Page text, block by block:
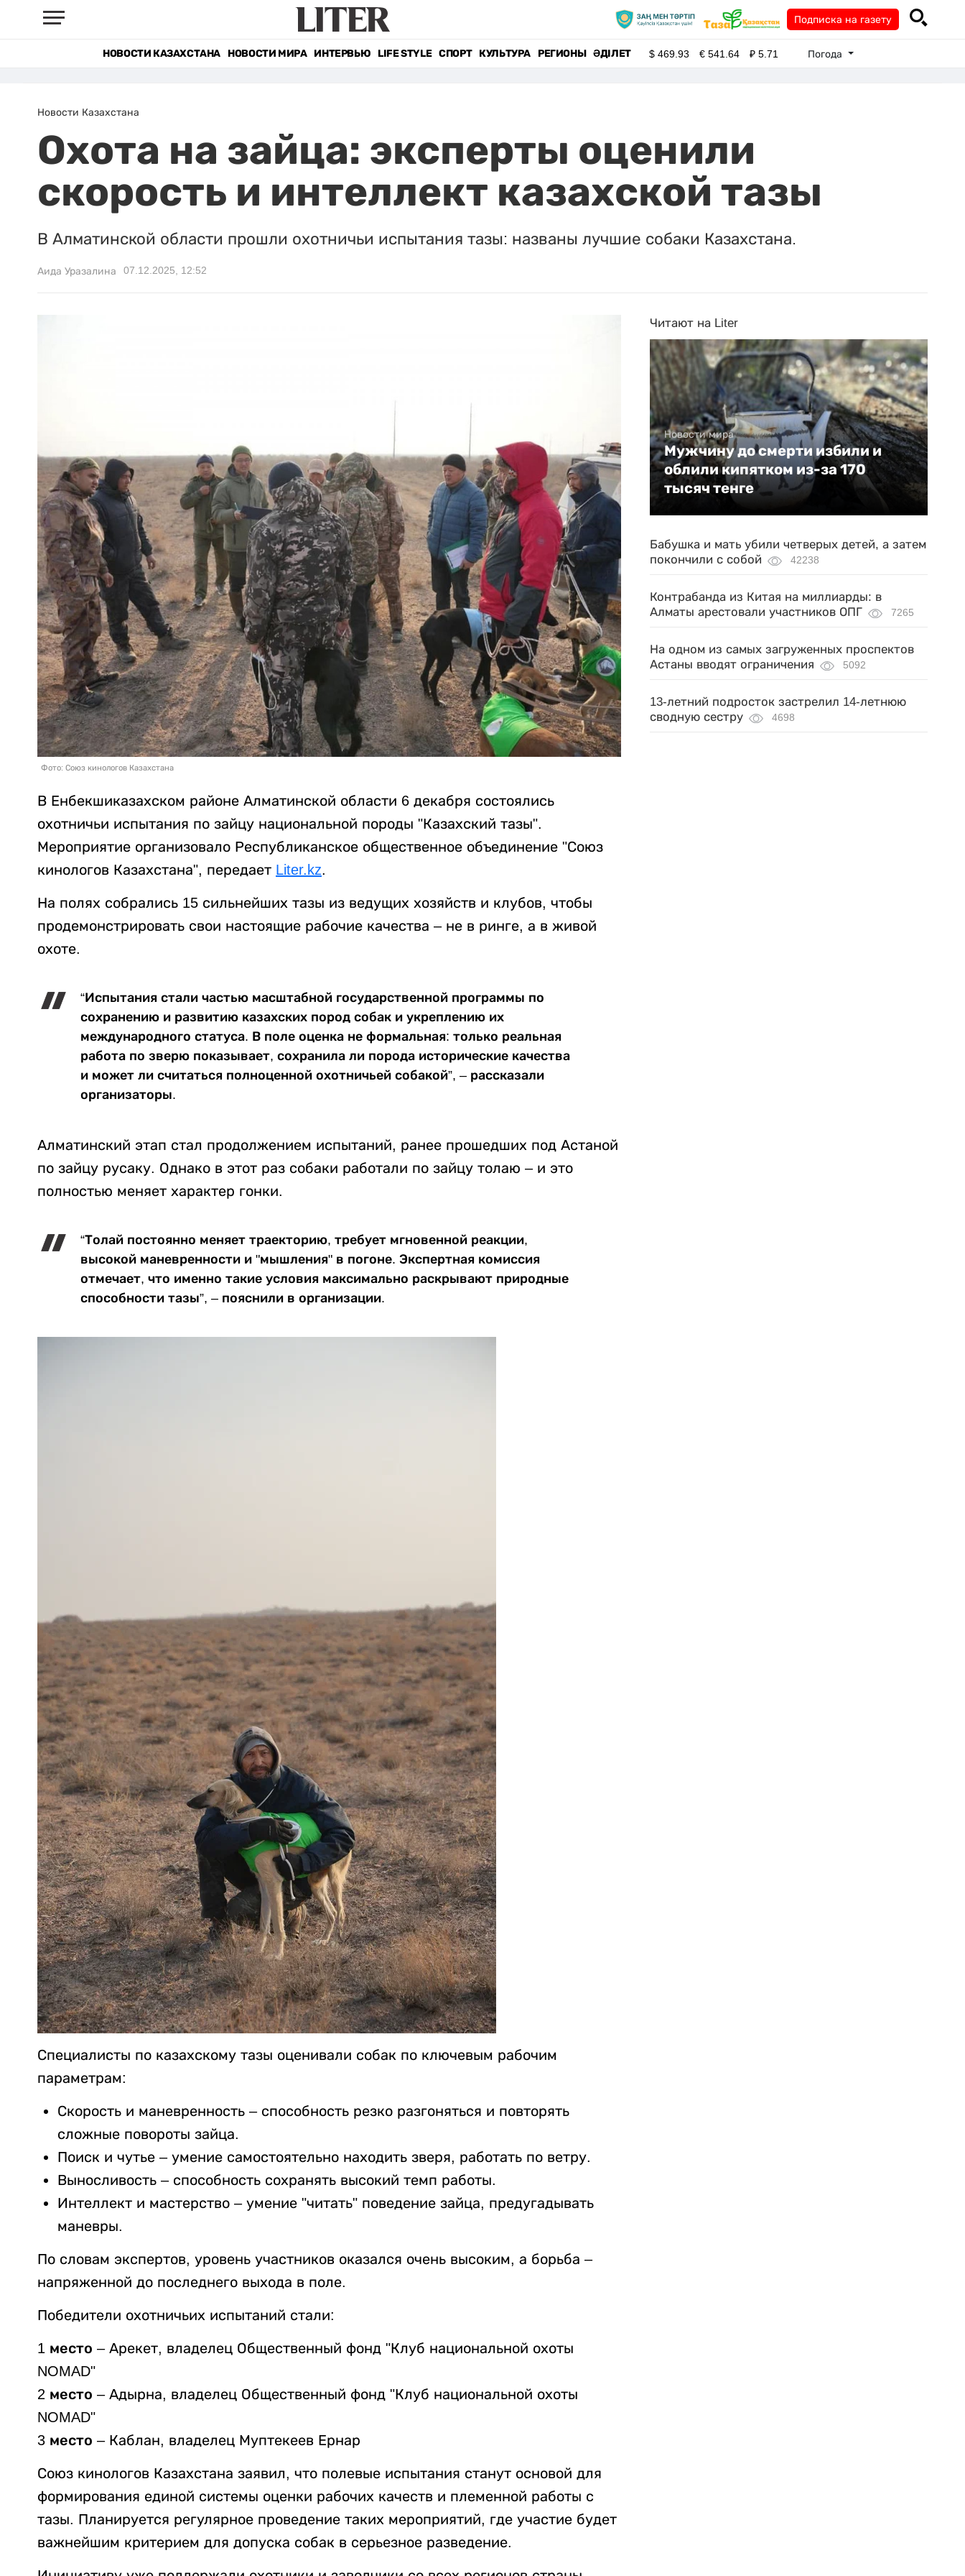
Подписка на газету
НОВОСТИ КАЗАХСТАНА НОВОСТИ МИРА ИНТЕРВЬЮ LIFE STYLE СПОРТ КУЛЬТУРА РЕГИОНЫ ӘДІЛЕТ $469.93 €541.64 ₽5.71 Погода
Новости Казахстана
Охота на зайца: эксперты оценили
скорость и интеллект казахской тазы
В Алматинской области прошли охотничьи испытания тазы: названы лучшие собаки Казахстана.
Аида Уразалина 07.12.2025, 12:52
Фото: Союз кинологов Казахстана
В Енбекшиказахском районе Алматинской области 6 декабря состоялись
охотничьи испытания по зайцу национальной породы "Казахский тазы".
Мероприятие организовало Республиканское общественное объединение "Союз
кинологов Казахстана", передает Liter.kz.
На полях собрались 15 сильнейших тазы из ведущих хозяйств и клубов, чтобы
продемонстрировать свои настоящие рабочие качества – не в ринге, а в живой
охоте.
“Испытания стали частью масштабной государственной программы по
сохранению и развитию казахских пород собак и укреплению их
международного статуса. В поле оценка не формальная: только реальная
работа по зверю показывает, сохранила ли порода исторические качества
и может ли считаться полноценной охотничьей собакой”, – рассказали
организаторы.
Алматинский этап стал продолжением испытаний, ранее прошедших под Астаной
по зайцу русаку. Однако в этот раз собаки работали по зайцу толаю – и это
полностью меняет характер гонки.
“Толай постоянно меняет траекторию, требует мгновенной реакции,
высокой маневренности и "мышления" в погоне. Экспертная комиссия
отмечает, что именно такие условия максимально раскрывают природные
способности тазы”, – пояснили в организации.
Специалисты по казахскому тазы оценивали собак по ключевым рабочим
параметрам:
Скорость и маневренность – способность резко разгоняться и повторять
сложные повороты зайца.
Поиск и чутье – умение самостоятельно находить зверя, работать по ветру.
Выносливость – способность сохранять высокий темп работы.
Интеллект и мастерство – умение "читать" поведение зайца, предугадывать
маневры.
По словам экспертов, уровень участников оказался очень высоким, а борьба –
напряженной до последнего выхода в поле.
Победители охотничьих испытаний стали:
1 место – Арекет, владелец Общественный фонд "Клуб национальной охоты
NOMAD"
2 место – Адырна, владелец Общественный фонд "Клуб национальной охоты
NOMAD"
3 место – Каблан, владелец Муптекеев Ернар
Союз кинологов Казахстана заявил, что полевые испытания станут основой для
формирования единой системы оценки рабочих качеств и племенной работы с
тазы. Планируется регулярное проведение таких мероприятий, где участие будет
важнейшим критерием для допуска собак в серьезное разведение.
Читают на Liter
Новости мира
Мужчину до смерти избили и
облили кипятком из-за 170
тысяч тенге
Бабушка и мать убили четверых детей, а затем
покончили с собой
42238
Контрабанда из Китая на миллиарды: в
Алматы арестовали участников ОПГ
7265
На одном из самых загруженных проспектов
Астаны вводят ограничения
5092
13-летний подросток застрелил 14-летнюю
сводную сестру
4698